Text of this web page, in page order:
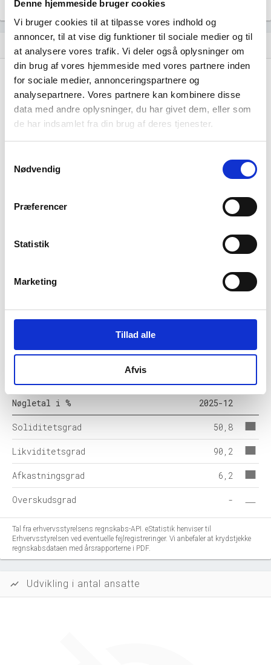
Denne hjemmeside bruger cookies
Vi bruger cookies til at tilpasse vores indhold og
annoncer, til at vise dig funktioner til sociale medier og til
at analysere vores trafik. Vi deler også oplysninger om
din brug af vores hjemmeside med vores partnere inden
for sociale medier, annonceringspartnere og
analysepartnere. Vores partnere kan kombinere disse
data med andre oplysninger, du har givet dem, eller som
de har indsamlet fra din brug af deres tjenester.
Nødvendig
Præferencer
Statistik
Marketing
Tillad alle
Afvis
Regnskaber
Resultat i 1000 DKK
Nettoomsætning -
Bruttofortjeneste 4.649
Resultat før skat 2.003
1.539
36.624
Omsætningsaktiver 3.158
Hensatte forpligtelser
Gældsforpligtelser 16.902
Nøgletal i % 2025-12
Soliditetsgrad 50,8
Likviditetsgrad 90,2
Afkastningsgrad 6,2
Overskudsgrad -
Tal fra erhvervsstyrelsens regnskabs-API. eStatistik henviser til
Erhvervsstyrelsen ved eventuelle fejlregistreringer. Vi anbefaler at krydstjekke
regnskabsdataen med årsrapporterne i PDF.
show_chart Udvikling i antal ansatte